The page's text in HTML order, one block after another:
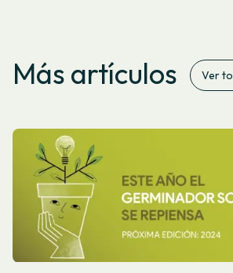
Más artículos Ver